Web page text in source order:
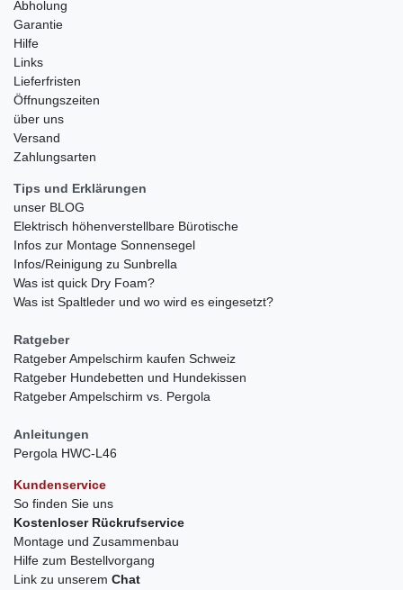
Abholung
Garantie
Hilfe
Links
Lieferfristen
Öffnungszeiten
über uns
Versand
Zahlungsarten
Tips und Erklärungen
unser BLOG
Elektrisch höhenverstellbare Bürotische
Infos zur Montage Sonnensegel
Infos/Reinigung zu Sunbrella
Was ist quick Dry Foam?
Was ist Spaltleder und wo wird es eingesetzt?
Ratgeber
Ratgeber Ampelschirm kaufen Schweiz
Ratgeber Hundebetten und Hundekissen
Ratgeber Ampelschirm vs. Pergola
Anleitungen
Pergola HWC-L46
Kundenservice
So finden Sie uns
Kostenloser Rückrufservice
Montage und Zusammenbau
Hilfe zum Bestellvorgang
Link zu unserem Chat